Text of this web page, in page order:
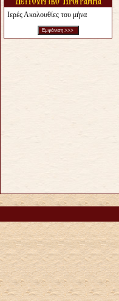
Ιερές Ακολουθίες του μήνα